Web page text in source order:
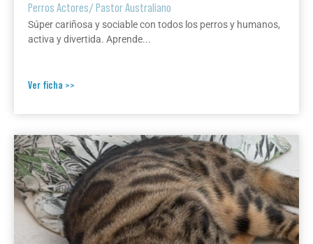
Perros Actores/Pastor Australiano
Súper cariñosa y sociable con todos los perros y humanos,
activa y divertida. Aprende...
Ver ficha >>